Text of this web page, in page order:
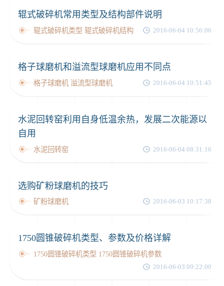
辊式破碎机常用类型及结构部件说明
辊式破碎机类型 辊式破碎机结构 2016-06-04 10:56:06
格子球磨机和溢流型球磨机应用不同点
格子球磨机 溢流型球磨机 2016-06-04 10:51:45
水泥回转窑利用自身低温余热，发展二次能源以
自用
水泥回转窑 2016-06-04 08:31:16
选购矿粉球磨机的技巧
矿粉球磨机 2016-06-03 10:17:38
1750圆锥破碎机类型、参数及价格详解
1750圆锥破碎机类型 1750圆锥破碎机参数
2016-06-03 09:22:00